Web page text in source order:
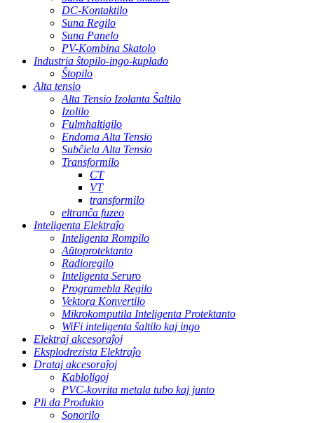
DC-Kontaktilo
Suna Regilo
Suna Panelo
PV-Kombina Skatolo
Industria ŝtopilo-ingo-kuplado
Ŝtopilo
Alta tensio
Alta Tensio Izolanta Ŝaltilo
Izolilo
Fulmhaltigilo
Endoma Alta Tensio
Subĉiela Alta Tensio
Transformilo
CT
VT
transformilo
eltranĉa fuzeo
Inteligenta Elektraĵo
Inteligenta Rompilo
Aŭtoprotektanto
Radioregilo
Inteligenta Seruro
Programebla Regilo
Vektora Konvertilo
Mikrokomputila Inteligenta Protektanto
WiFi inteligenta ŝaltilo kaj ingo
Elektraj akcesoraĵoj
Eksplodrezista Elektraĵo
Drataj akcesoraĵoj
Kabloligoj
PVC-kovrita metala tubo kaj junto
Pli da Produkto
Sonorilo